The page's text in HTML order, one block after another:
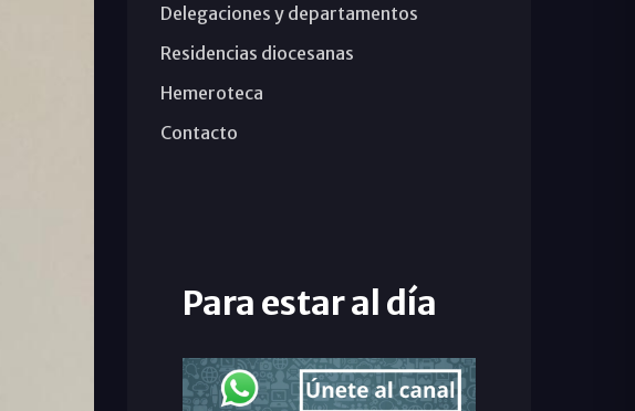
Delegaciones y departamentos
Residencias diocesanas
Hemeroteca
Contacto
Para estar al día